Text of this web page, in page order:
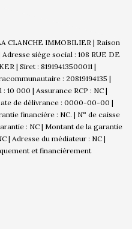
CLANCHE IMMOBILIER | Raison
siège social : 108 RUE DE
| Siret : 81919413500011 |
: 20819194135 |
10 000 | Assurance RCP : NC |
de délivrance : 0000-00-00 |
financière : NC. | N° de caisse
: NC | Montant de la garantie
| Adresse du médiateur : NC |
et financièrement